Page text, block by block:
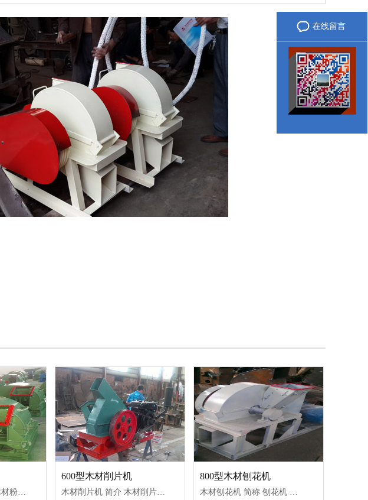
木材粉碎机 简介： 木材粉碎机 是一种新型的生产木粉前道生产理想的木工机械设备。木材粉碎机可以将木材、枝叉等原料一次加工成粉末状，具有投资少、耗能低、生产率高、经济效
600型木材削片机
木材削片机 简介 木材削片机也叫木材切片机,属于木材加工系列设备之一。木材削片机广泛应用于纺织、造纸、制浆、人造板等行业生产过程中的备料工段。该机的主要切削原料是剥皮
800型木材刨花机
木材刨花机 简称 刨花机 ，该机是一种新型的木工机械设备，主要用来批量生产厚度均匀的薄片刨花，是一种自动木材刨花机。刨花机（木材刨花机）能够将木棍、树枝、树杈等原木都
在线留言
微信咨询